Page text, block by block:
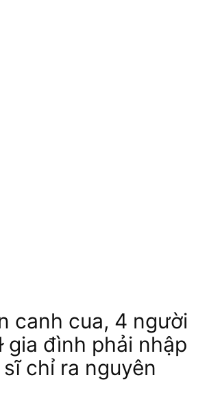
canh cua, 4 người
gia đình phải nhập
chỉ ra nguyên